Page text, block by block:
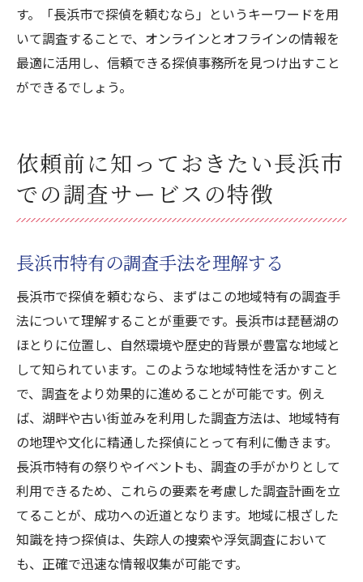
す。「長浜市で探偵を頼むなら」というキーワードを用
いて調査することで、オンラインとオフラインの情報を
最適に活用し、信頼できる探偵事務所を見つけ出すこと
ができるでしょう。
依頼前に知っておきたい長浜市
での調査サービスの特徴
長浜市特有の調査手法を理解する
長浜市で探偵を頼むなら、まずはこの地域特有の調査手
法について理解することが重要です。長浜市は琵琶湖の
ほとりに位置し、自然環境や歴史的背景が豊富な地域と
して知られています。このような地域特性を活かすこと
で、調査をより効果的に進めることが可能です。例え
ば、湖畔や古い街並みを利用した調査方法は、地域特有
の地理や文化に精通した探偵にとって有利に働きます。
長浜市特有の祭りやイベントも、調査の手がかりとして
利用できるため、これらの要素を考慮した調査計画を立
てることが、成功への近道となります。地域に根ざした
知識を持つ探偵は、失踪人の捜索や浮気調査において
も、正確で迅速な情報収集が可能です。